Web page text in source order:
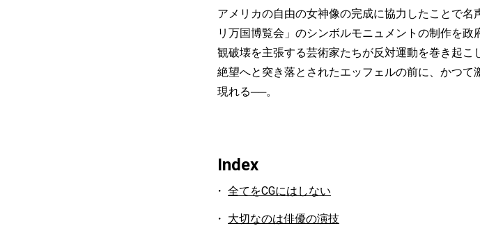
アメリカの自由の女神像の完成に協力したことで
リ万国博覧会」のシンボルモニュメントの制作を
観破壊を主張する芸術家たちが反対運動を巻き起
絶望へと突き落とされたエッフェルの前に、かつ
現れる──。
Index
全てをCGにはしない
大切なのは俳優の演技